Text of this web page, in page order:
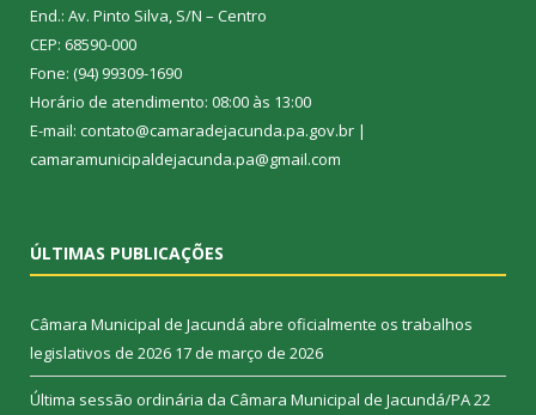
End.: Av. Pinto Silva, S/N – Centro
CEP: 68590-000
Fone: (94) 99309-1690
Horário de atendimento: 08:00 às 13:00
E-mail: contato@camaradejacunda.pa.gov.br |
camaramunicipaldejacunda.pa@gmail.com
ÚLTIMAS PUBLICAÇÕES
Câmara Municipal de Jacundá abre oficialmente os trabalhos
legislativos de 2026 17 de março de 2026
Última sessão ordinária da Câmara Municipal de Jacundá/PA22